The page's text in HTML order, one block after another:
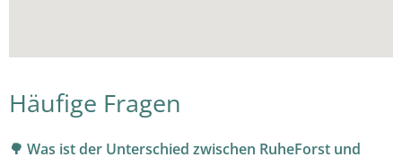
Häufige Fragen
🌳 Was ist der Unterschied zwischen RuheForst und